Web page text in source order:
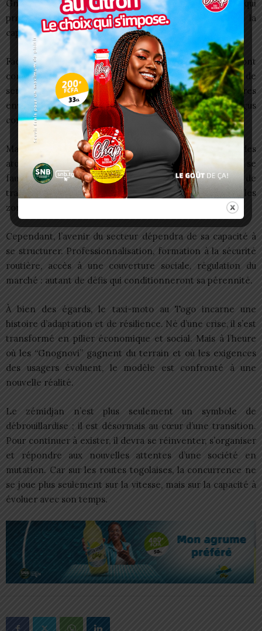
Gnognovi redéfinissent les attentes des usagers, qui
privilégient de plus en plus le confort, la sécurité et la
capacité de transport.
Face à cette mutation, les conducteurs de taxi-moto sont
contraints de s’adapter. Certains misent sur la qualité de
service : propreté, prudence, courtoisie. D’autres
envisagent une reconversion vers les tricycles, perçus
comme plus rentables et moins risqués.
Malgré ces transformations, le zémidjan conserve des
atouts majeurs. Sa rapidité, sa flexibilité et sa capacité à se
faufiler dans les embouteillages en font un moyen de
transport difficilement remplaçable, notamment dans les
zones urbaines denses.
Cependant, l’avenir du secteur dépendra de sa capacité à
se structurer. Professionnalisation, formation à la sécurité
routière, accès à une couverture sociale, régulation du
marché : autant de défis qui conditionneront sa pérennité.
À bien des égards, le taxi-moto au Togo incarne une
histoire d’adaptation et de résilience. Né d’une crise, il s’est
transformé en pilier économique et social. Mais à l’heure
où les “Gnognovi” gagnent du terrain et où les exigences
des usagers évoluent, le modèle est confronté à une
nouvelle réalité.
Le zémidjan n’est plus seulement un symbole de
débrouillardise ; il est désormais au cœur d’une transition.
Pour continuer à exister, il devra se réinventer, s’organiser
et répondre aux nouvelles attentes d’une société en
mutation. Car sur les routes togolaises, la concurrence ne
se joue plus seulement sur la vitesse, mais sur la capacité à
évoluer avec son temps.